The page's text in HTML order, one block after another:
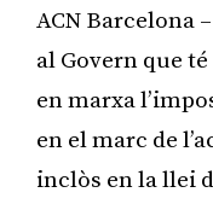
ACN Barcelona
al Govern que
en marxa
en el marc de
inclòs en la llei